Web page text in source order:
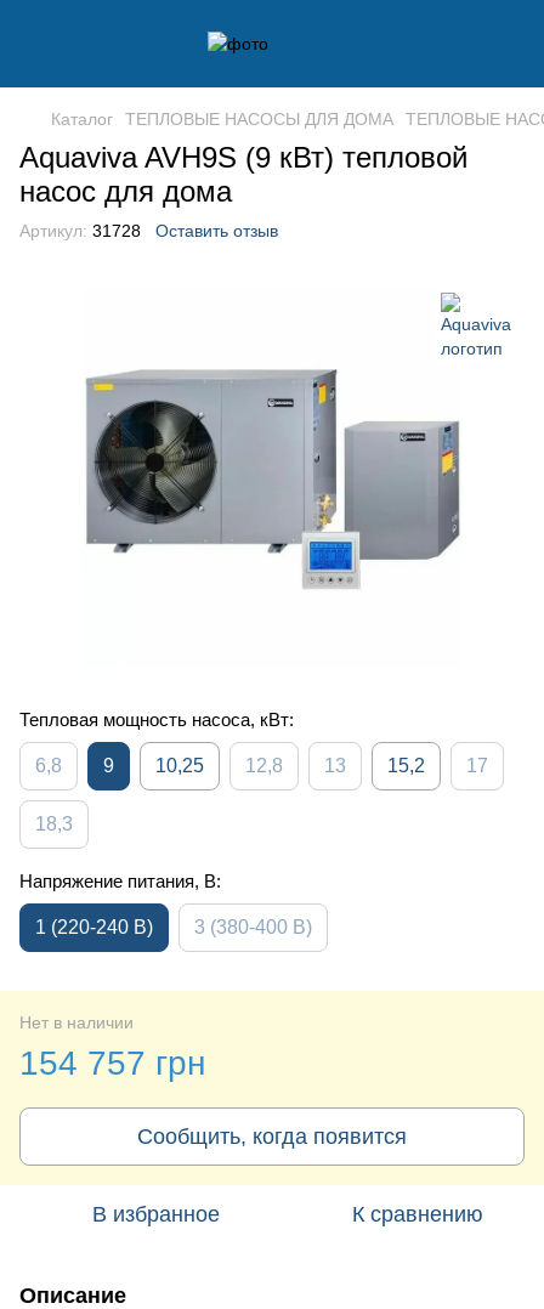
Каталог ТЕПЛОВЫЕ НАСОСЫ ДЛЯ ДОМА ТЕПЛОВЫЕ
Aquaviva AVH9S (9 кВт) тепловой
насос для дома
Артикул: 31728 Оставить отзыв
Тепловая мощность насоса, кВт:
6,8 9 10,25 12,8 13 15,2 17
18,3
Напряжение питания, В:
1 (220-240 В) 3 (380-400 В)
Нет в наличии
154 757 грн
Сообщить, когда появится
В избранное К сравнению
Описание